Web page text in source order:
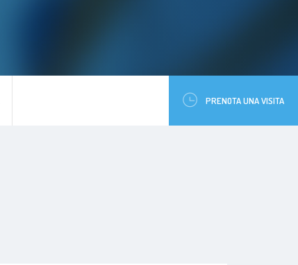
PRENOTA UNA VISITA